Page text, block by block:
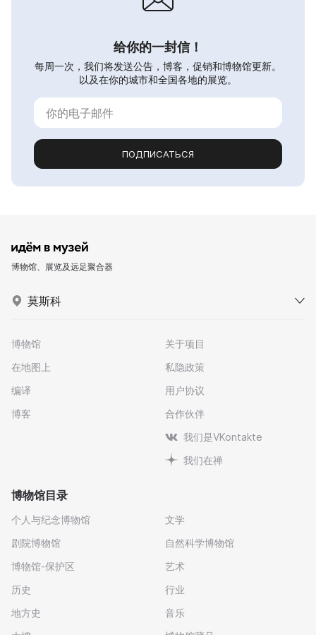
给你的一封信！
每周一次，我们将发送公告，博客，促销和博物馆更新。
以及在你的城市和全国各地的展览。
ПОДПИСАТЬСЯ
博物馆、展览及远足聚合器
莫斯科
博物馆
在地图上
编译
博客
关于项目
私隐政策
用户协议
合作伙伴
我们是VKontakte
我们在禅
博物馆目录
个人与纪念博物馆
剧院博物馆
博物馆-保护区
历史
地方史
文学
自然科学博物馆
艺术
行业
音乐